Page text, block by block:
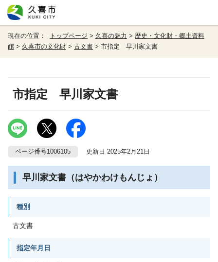
現在の位置： トップページ > 久喜の魅力 > 歴史・文化財・郷土資料
館 > 久喜市の文化財 > 古文書 > 市指定 早川家文書
市指定 早川家文書
ページ番号1006105 更新日 2025年2月21日
早川家文書（はやかわけもんじょ）
種別
古文書
指定年月日